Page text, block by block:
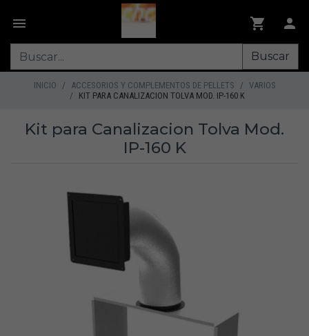
Buscar
INICIO ACCESORIOS Y COMPLEMENTOS DE PELLETS
VARIOS
KIT PARA CANALIZACION TOLVA MOD. IP-160 K
Kit para Canalizacion Tolva Mod.
IP-160 K